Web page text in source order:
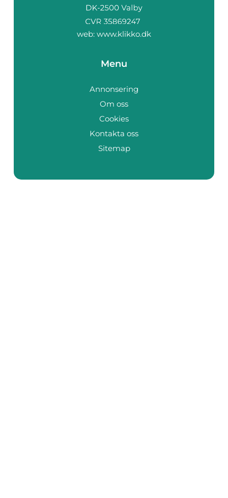
web: www.klikko.dk
Menu
Annonsering
Om oss
Cookies
Kontakta oss
Sitemap